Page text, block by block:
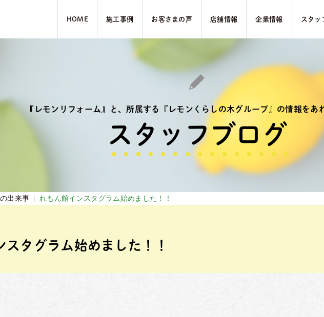
HOME 施⼯事例 お客さまの声 店舗情報 企業情報 スタッ
『レモンリフォーム』と、所属する『レモンくらしの木グループ』の情報をあ
スタッフブログ
出来事 れもん館インスタグラム始めました！！
スタグラム始めました！！